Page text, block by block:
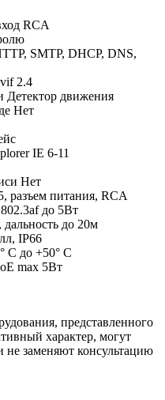
RCA
SMTP, DHCP, DNS,
2.4
Детектор движения
Нет
IE 6-11
Нет
разъем питания, RCA
до 5Вт
до 20м
IP66
С до +50° С
max 5Вт
представленного
характер, могут
не заменяют консультацию